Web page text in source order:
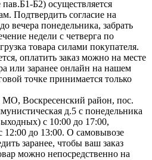
Б2) осуществляется
Подтвердить согласие на
вечера понедельника, забрать
недели с четверга по
товара силами покупателя.
оплатить заказ можно на месте
или заранее онлайн на нашем
точке принимается только
МО, Воскресенский район, пос.
д.5 с понедельника
с 10:00 до 17:00,
12:00 до 13:00. О самовывозе
заранее, чтобы ваш заказ
можно непосредственно на